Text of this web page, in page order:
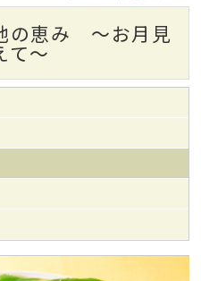
の恵み ～お月見
て～